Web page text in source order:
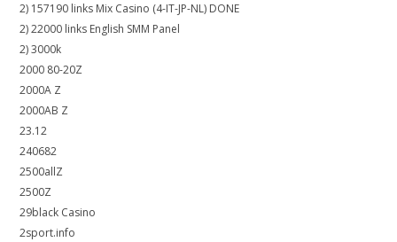
2) 157190 links Mix Casino (4-IT-JP-NL) DONE
2) 22000 links English SMM Panel
2) 3000k
2000 80-20Z
2000A Z
2000AB Z
23.12
240682
2500allZ
2500Z
29black Casino
2sport.info